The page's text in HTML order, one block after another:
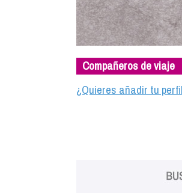
Compañeros de viaje
¿Quieres añadir tu